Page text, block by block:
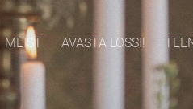
MEIST AVASTA LOSSI!